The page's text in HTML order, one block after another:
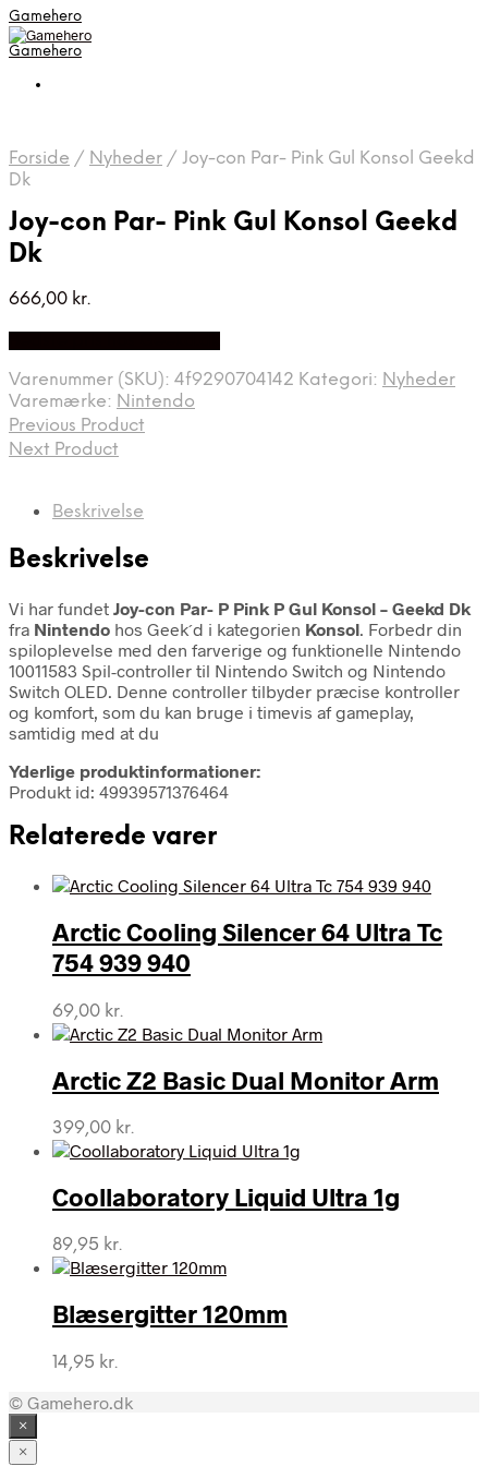
Gamehero
Gamehero
Forside / Nyheder / Joy-con Par- Pink Gul Konsol Geekd
Dk
Joy-con Par- Pink Gul Konsol Geekd
Dk
666,00 kr.
Varenummer (SKU): 4f9290704142 Kategori: Nyheder
Varemærke: Nintendo
Previous Product
Next Product
Beskrivelse
Beskrivelse
Vi har fundet Joy-con Par- P Pink P Gul Konsol – Geekd Dk
fra Nintendo hos Geek´d i kategorien Konsol. Forbedr din
spiloplevelse med den farverige og funktionelle Nintendo
10011583 Spil-controller til Nintendo Switch og Nintendo
Switch OLED. Denne controller tilbyder præcise kontroller
og komfort, som du kan bruge i timevis af gameplay,
samtidig med at du
Yderlige produktinformationer:
Produkt id: 49939571376464
Relaterede varer
Arctic Cooling Silencer 64 Ultra Tc
754 939 940
69,00 kr.
Arctic Z2 Basic Dual Monitor Arm
399,00 kr.
Coollaboratory Liquid Ultra 1g
89,95 kr.
Blæsergitter 120mm
14,95 kr.
© Gamehero.dk
×
×